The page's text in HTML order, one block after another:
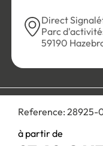
Reference: 28925-
à partir de
Direct
Parc
59190
Personnaliser les